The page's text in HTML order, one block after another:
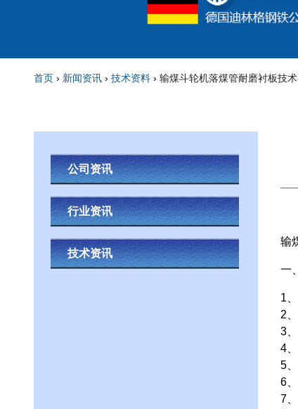
首页 › 新闻资讯 › 技术资料 › 输煤斗轮机落煤管耐磨衬板技
输
一
1
2
3
4
5
6
7
公司资讯
行业资讯
技术资讯